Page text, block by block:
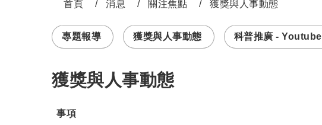
首頁 消息 關注焦點
獲獎與人事動態
專題報導
獲獎與人事動態 科普推廣 - Youtube
獲獎與人事動態
事項